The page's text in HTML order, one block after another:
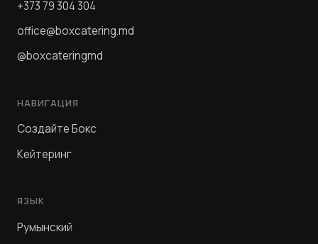
+373 79 304 304
office@boxcatering.md
@boxcateringmd
НАВИГАЦИЯ
Создайте Бокс
Кейтеринг
ЯЗЫК
Румынский